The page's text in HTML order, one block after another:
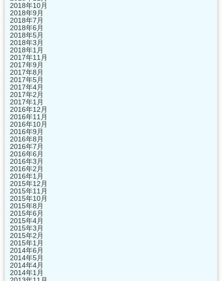
2018年10月
2018年9月
2018年7月
2018年6月
2018年5月
2018年3月
2018年1月
2017年11月
2017年9月
2017年8月
2017年5月
2017年4月
2017年2月
2017年1月
2016年12月
2016年11月
2016年10月
2016年9月
2016年8月
2016年7月
2016年6月
2016年3月
2016年2月
2016年1月
2015年12月
2015年11月
2015年10月
2015年8月
2015年6月
2015年4月
2015年3月
2015年2月
2015年1月
2014年6月
2014年5月
2014年4月
2014年1月